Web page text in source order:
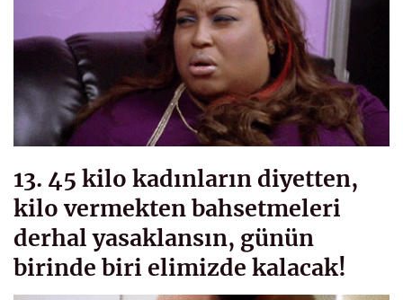
13. 45 kilo kadınların diyetten,
kilo vermekten bahsetmeleri
derhal yasaklansın, günün
birinde biri elimizde kalacak!